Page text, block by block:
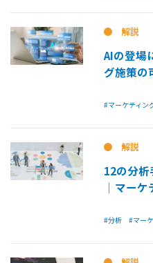
解説
AIの登場
グ施策の
#マーケティン
解説
12の分
│マーケ
#分析 #マー